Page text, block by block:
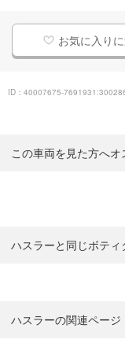
お気に入り
ID：40007675-
この車両を見た方へ
ハスラーと同じボテ
ハスラーの関連ページ